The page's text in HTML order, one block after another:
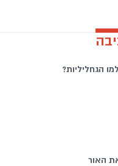
הגחליליות?
האור